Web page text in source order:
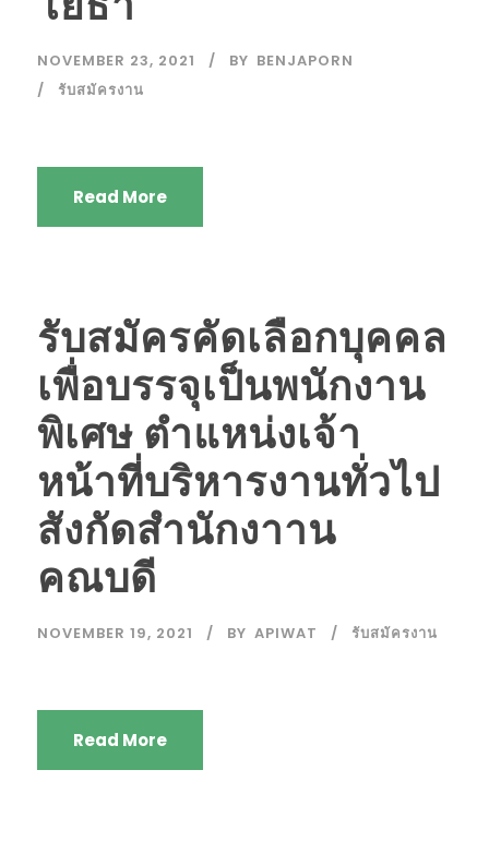
NOVEMBER 23, 2021 BY BENJAPORN
รับสมัครงาน
Read More
รับสมัครคัดเลือกบุคคล
เพื่อบรรจุเป็นพนักงาน
พิเศษ ตำแหน่งเจ้า
หน้าที่บริหารงานทั่วไป
สังกัดสำนักงาาน
คณบดี
NOVEMBER 19, 2021 BY APIWAT รับสมัครงาน
Read More